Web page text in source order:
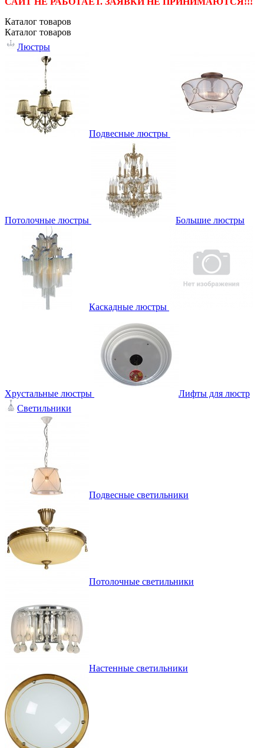
Каталог товаров
Каталог товаров
Люстры
Подвесные люстры
Потолочные люстры Большие люстры
Каскадные люстры
Хрустальные люстры
Лифты для люстр
Светильники
Подвесные светильники
Потолочные светильники
Настенные светильники